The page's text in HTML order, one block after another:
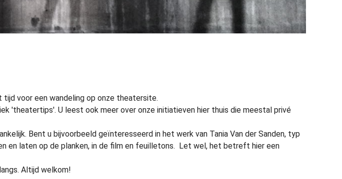
tijd voor een wandeling op onze theatersite.
'theatertips'. U leest ook meer over onze initiatieven hier thuis die meestal privé
Bent u bijvoorbeeld geïnteresseerd in het werk van Tania Van der Sanden, typ
en laten op de planken, in de film en feuilletons. Let wel, het betreft hier een
Altijd welkom!